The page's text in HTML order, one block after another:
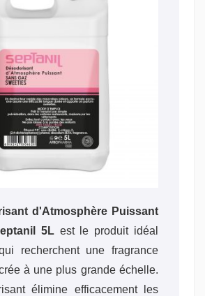
d'Atmosphère Puissant
5Lest le produit idéal
recherchent une fragrance
à une plus grande échelle.
élimine efficacement les